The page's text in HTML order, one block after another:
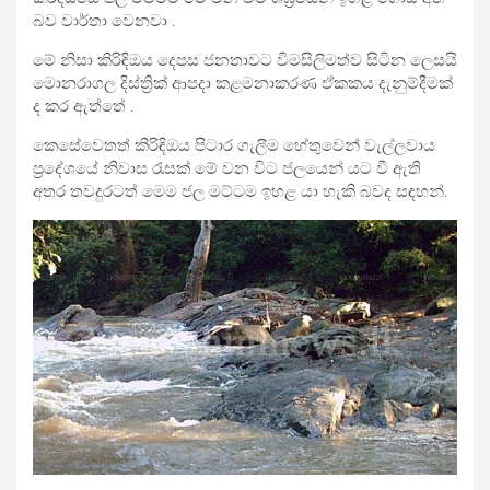
බව වාර්තා වෙනවා .
මේ නිසා කිරිඳිඔය දෙපස ජනතාවට විමසිලිමත්ව සිටින ලෙසයි
මොනරාගල දිස්ත්‍රික් ආපදා කළමනාකරණ ඒකකය දැනුම්දීමක්
ද කර ඇත්තේ .
කෙසේවෙතත් කිරිඳිඔය පිටාර ගැලීම හේතුවෙන් වැල්ලවාය
ප්‍රදේශයේ නිවාස රැසක් මේ වන විට ජලයෙන් යට වී ඇති
අතර තවදුරටත් මෙම ජල මට්ටම ඉහළ යා හැකි බවද සඳහන්.